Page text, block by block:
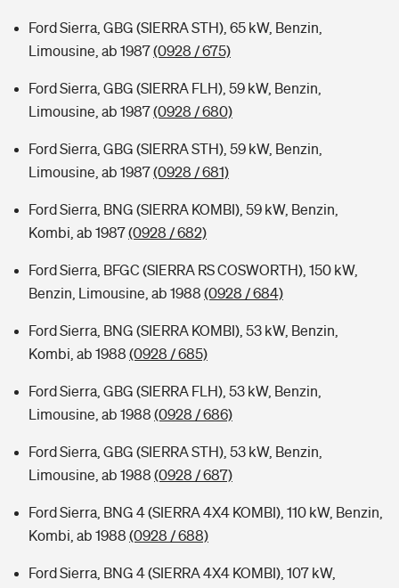
Ford Sierra, GBG (SIERRA STH), 65 kW, Benzin,
Limousine, ab 1987(0928 / 675)
Ford Sierra, GBG (SIERRA FLH), 59 kW, Benzin,
Limousine, ab 1987(0928 / 680)
Ford Sierra, GBG (SIERRA STH), 59 kW, Benzin,
Limousine, ab 1987(0928 / 681)
Ford Sierra, BNG (SIERRA KOMBI), 59 kW, Benzin,
Kombi, ab 1987(0928 / 682)
Ford Sierra, BFGC (SIERRA RS COSWORTH), 150 kW,
Benzin, Limousine, ab 1988 (0928 / 684)
Ford Sierra, BNG (SIERRA KOMBI), 53 kW, Benzin,
Kombi, ab 1988 (0928 / 685)
Ford Sierra, GBG (SIERRA FLH), 53 kW, Benzin,
Limousine, ab 1988 (0928 / 686)
Ford Sierra, GBG (SIERRA STH), 53 kW, Benzin,
Limousine, ab 1988 (0928 / 687)
Ford Sierra, BNG 4 (SIERRA 4X4 KOMBI), 110 kW, Benzin,
Kombi, ab 1988 (0928 / 688)
Ford Sierra, BNG 4 (SIERRA 4X4 KOMBI), 107 kW,